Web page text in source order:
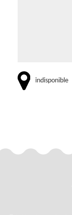
indisponible